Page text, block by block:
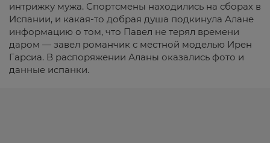
интрижку мужа. Спортсмены находились на сборах в
Испании, и какая-то добрая душа подкинула Алане
информацию о том, что Павел не терял времени
даром — завел романчик с местной моделью Ирен
Гарсиа. В распоряжении Аланы оказались фото и
данные испанки.